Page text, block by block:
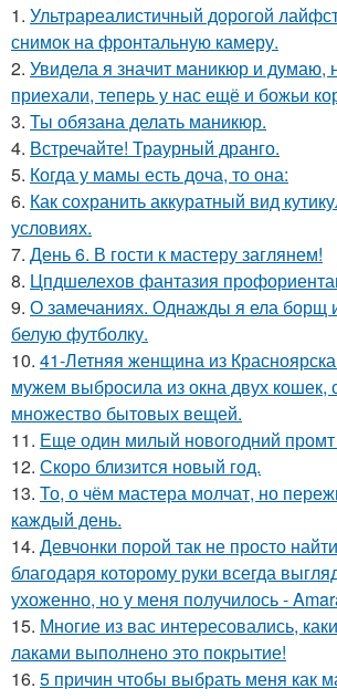
1. Ультрареалистичный дорогой
снимок на фронтальную камеру.
2. Увидела я значит маникюр и думаю,
приехали, теперь у нас ещё и божьи
3. Ты обязана делать маникюр.
4. Встречайте! Траурный дранго.
5. Когда у мамы есть доча, то она:
6. Как сохранить аккуратный вид
условиях.
7. День 6. В гости к мастеру заглянем!
8. Цпдшелехов фантазия
9. О замечаниях. Однажды я ела борщ
белую футболку.
10. 41-Летняя женщина из
мужем выбросила из окна двух кошек,
множество бытовых вещей.
11. Еще один милый новогодний
12. Скоро близится новый год.
13. То, о чём мастера молчат, но
каждый день.
14. Девчонки порой так не просто
благодаря которому руки всегда
ухоженно, но у меня получилось -
15. Многие из вас интересовались,
лаками выполнено это покрытие!
16. 5 причин чтобы выбрать меня как